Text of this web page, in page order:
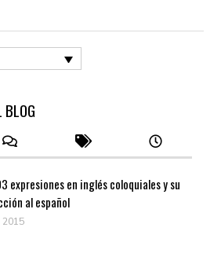
BLOG
en inglés coloquiales y su
al español
2015